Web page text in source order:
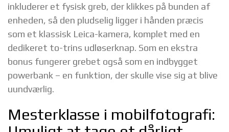
inkluderer et fysisk greb, der klikkes på bunden af
enheden, så den pludselig ligger i hånden præcis
som et klassisk Leica-kamera, komplet med en
dedikeret to-trins udløserknap. Som en ekstra
bonus fungerer grebet også som en indbygget
powerbank – en funktion, der skulle vise sig at blive
uundværlig.
Mesterklasse i mobilfotografi: